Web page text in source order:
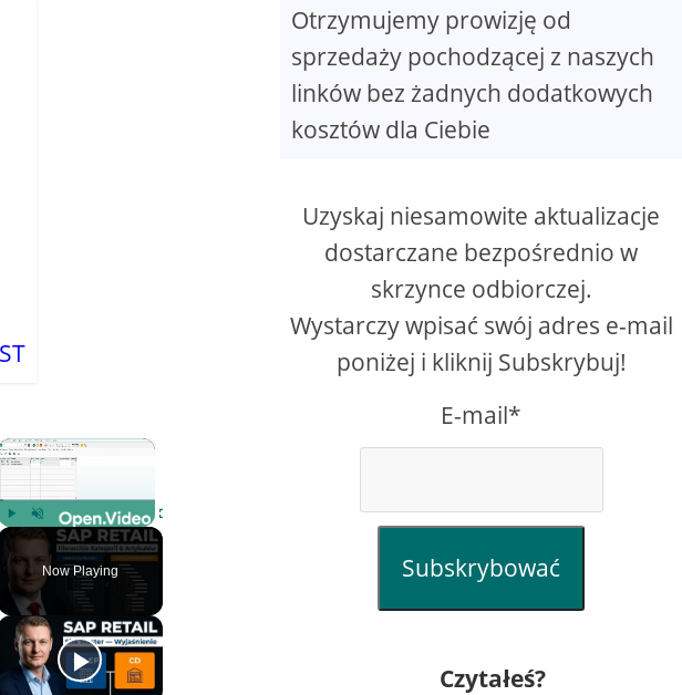
×
Play Unmute
Now Playing
Otrzymujemy prowizję od
sprzedaży pochodzącej z naszych
linków bez żadnych dodatkowych
kosztów dla Ciebie
Uzyskaj niesamowite aktualizacje
dostarczane bezpośrednio w
skrzynce odbiorczej.
Wystarczy wpisać swój adres e-mail
poniżej i kliknij Subskrybuj!
E-mail*
Subskrybować
Czytałeś?